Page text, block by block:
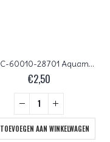
03-MC-60010-28701 Aquamarine AB bicones 3 mm 50 stuks
€2,50
TOEVOEGEN AAN WINKELWAGEN